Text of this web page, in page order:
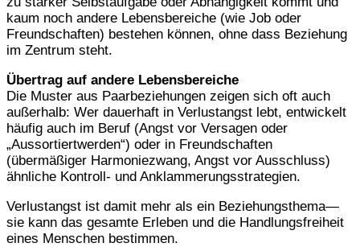
kaum noch andere Lebensbereiche (wie Job oder
Freundschaften) bestehen können, ohne dass Beziehung
im Zentrum steht.
Übertrag auf andere Lebensbereiche
Die Muster aus Paarbeziehungen zeigen sich oft auch
außerhalb: Wer dauerhaft in Verlustangst lebt, entwickelt
häufig auch im Beruf (Angst vor Versagen oder
„Aussortiertwerden“) oder in Freundschaften
(übermäßiger Harmoniezwang, Angst vor Ausschluss)
ähnliche Kontroll- und Anklammerungsstrategien.
Verlustangst ist damit mehr als ein Beziehungsthema—
sie kann das gesamte Erleben und die Handlungsfreiheit
eines Menschen bestimmen.